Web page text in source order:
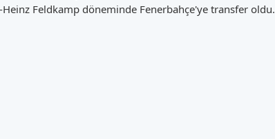
Feldkamp döneminde Fenerbahçe'ye transfer oldu.